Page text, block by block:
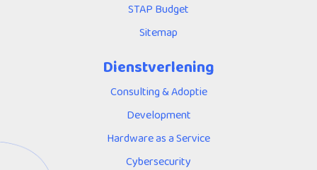
STAP Budget
Sitemap
Dienstverlening
Consulting & Adoptie
Development
Hardware as a Service
Cybersecurity